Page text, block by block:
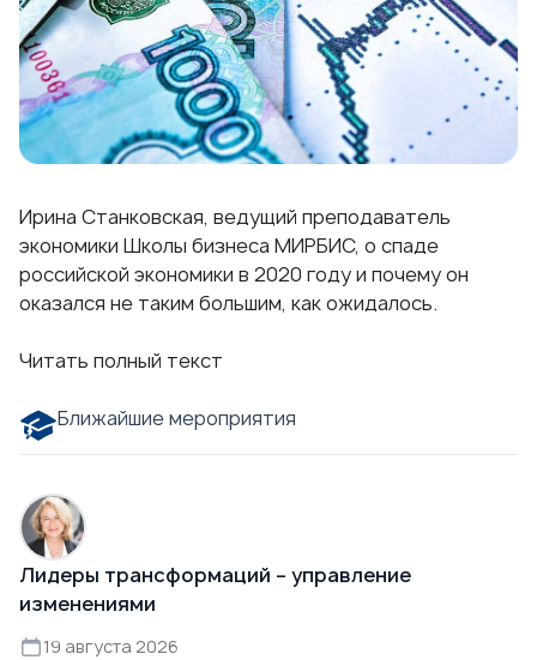
Ирина Станковская, ведущий преподаватель
экономики Школы бизнеса МИРБИС, о спаде
российской экономики в 2020 году и почему он
оказался не таким большим, как ожидалось.
Читать полный текст
Ближайшие мероприятия
Лидеры трансформаций – управление
изменениями
19 августа 2026